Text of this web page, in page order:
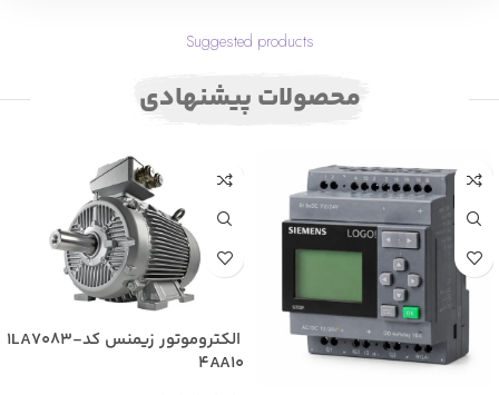
Suggested products
محصولات پیشنهادی
الکتروموتور زیمنس کد1LA7083-
4AA10